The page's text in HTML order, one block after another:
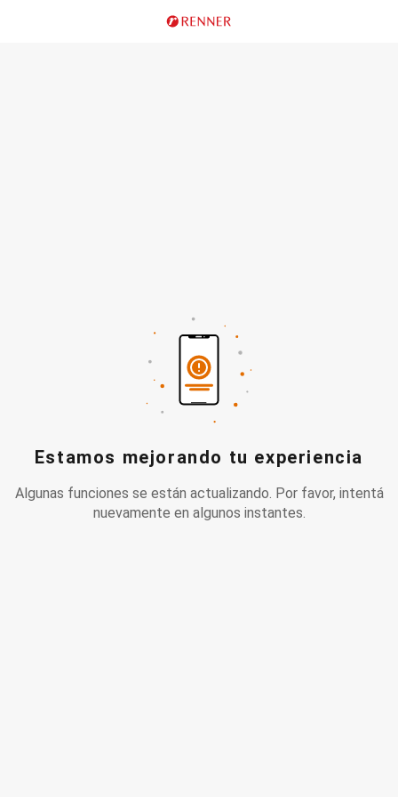
Estamos mejorando tu experiencia
Algunas funciones se están actualizando. Por favor, intentá
nuevamente en algunos instantes.